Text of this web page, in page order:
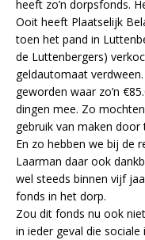
heeft zo’n dorpsfonds.
Ooit heeft Plaatselijk
toen het pand in
de Luttenbergers)
geldautomaat
geworden waar zo’n
dingen mee. Zo
gebruik van maken
En zo hebben we bij de
Laarman daar ook
wel steeds binnen vijf
fonds in het dorp.
Zou dit fonds nu ook
in ieder geval die